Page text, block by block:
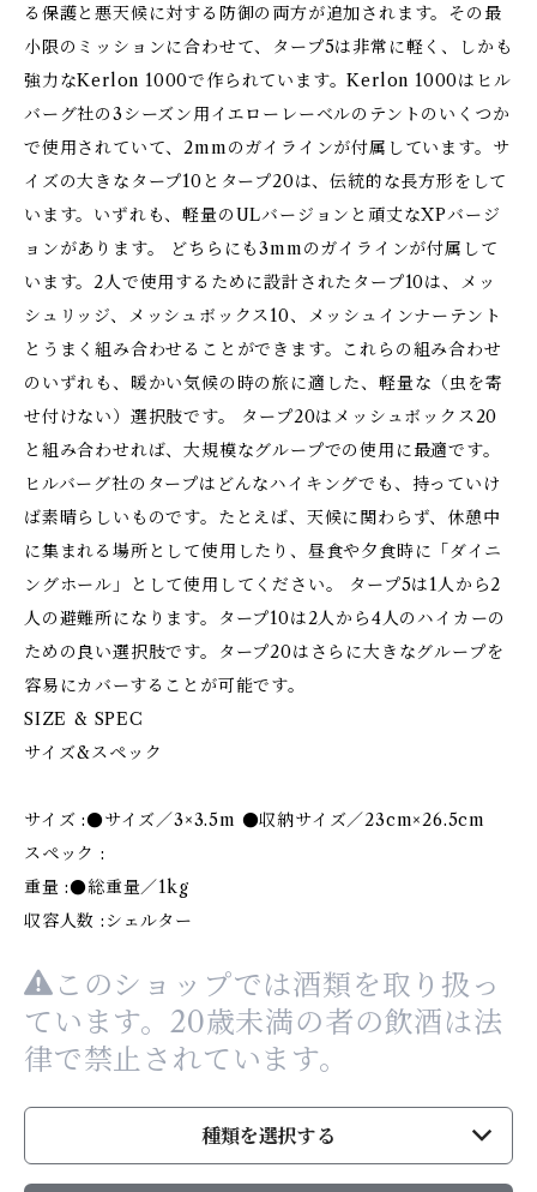
る保護と悪天候に対する防御の両方が追加されます。その最
小限のミッションに合わせて、タープ5は非常に軽く、しかも
強力なKerlon 1000で作られています。Kerlon 1000はヒル
バーグ社の3シーズン用イエローレーベルのテントのいくつか
で使用されていて、2mmのガイラインが付属しています。サ
イズの大きなタープ10とタープ20は、伝統的な長方形をして
います。いずれも、軽量のULバージョンと頑丈なXPバージ
ョンがあります。 どちらにも3mmのガイラインが付属して
います。2人で使用するために設計されたタープ10は、メッ
シュリッジ、メッシュボックス10、メッシュインナーテント
とうまく組み合わせることができます。これらの組み合わせ
のいずれも、暖かい気候の時の旅に適した、軽量な（虫を寄
せ付けない）選択肢です。 タープ20はメッシュボックス20
と組み合わせれば、大規模なグループでの使用に最適です。
ヒルバーグ社のタープはどんなハイキングでも、持っていけ
ば素晴らしいものです。たとえば、天候に関わらず、休憩中
に集まれる場所として使用したり、昼食や夕食時に「ダイニ
ングホール」として使用してください。 タープ5は1人から2
人の避難所になります。タープ10は2人から4人のハイカーの
ための良い選択肢です。タープ20はさらに大きなグループを
容易にカバーすることが可能です。
SIZE & SPEC
サイズ&スペック
サイズ :●サイズ／3×3.5m ●収納サイズ／23cm×26.5cm
スペック :
重量 :●総重量／1kg
収容人数 :シェルター
このショップでは酒類を取り扱っ
ています。20歳未満の者の飲酒は法
律で禁止されています。
種類を選択する